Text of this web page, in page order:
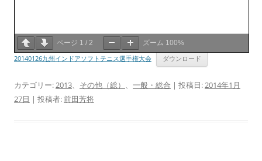
ページ 1 / 2 ズーム 100%
20140126九州インドアソフトテニス選手権大会 ダウンロード
カテゴリー:2013、 その他（総） 、 一般・総合 | 投稿日:2014年1月
27日 | 投稿者:前田芳将